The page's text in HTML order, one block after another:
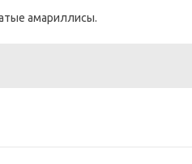
амариллисы.